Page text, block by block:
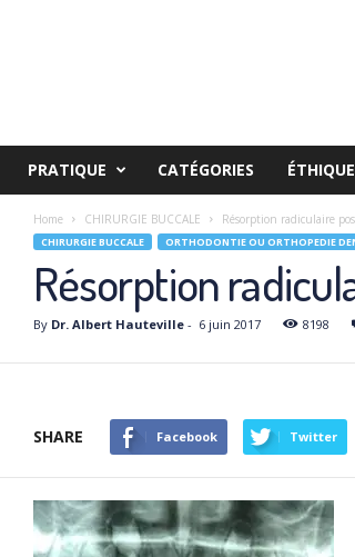
PRATIQUE CATÉGORIES
Home CHIRURGIE BUCCALE Résorption radiculaire
CHIRURGIE BUCCALE ORTHODONTIE OU ORTHOPEDIE
Résorption
By Dr. Albert Hauteville- 6 juin 2017 8198
SHARE Facebook Twitter